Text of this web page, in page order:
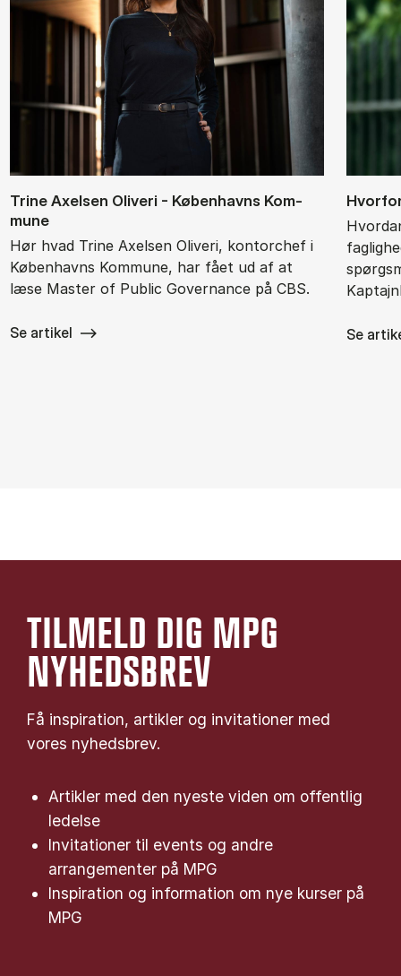
Tri­ne Axel­sen Oli­ve­ri - Kø­ben­havns Kom­
mu­ne
Hør hvad Trine Axelsen Oliveri, kontorchef i
Københavns Kommune, har fået ud af at
læse Master of Public Governance på CBS.
Se artikel Se
TILMELD DIG MPG
NYHEDSBREV
Få inspiration, artikler og invitationer med
vores nyhedsbrev.
Artikler med den nyeste viden om offentlig
ledelse
Invitationer til events og andre
arrangementer på MPG
Inspiration og information om nye kurser på
MPG